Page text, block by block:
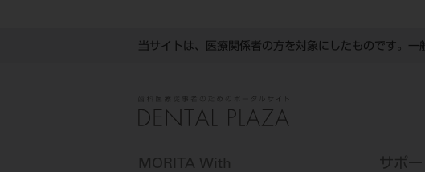
当サイトは、医療関係者の方を対象にしたものです。一
MORITA With サポ